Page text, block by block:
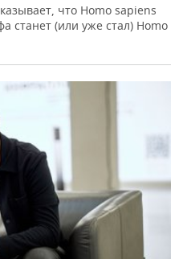
что Homo sapiens
станет (или уже стал) Homo